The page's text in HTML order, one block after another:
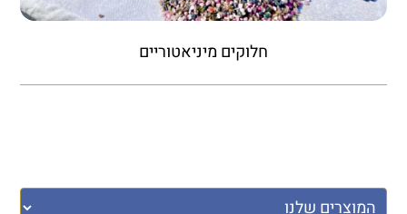
חלוקים מיניאטוריים